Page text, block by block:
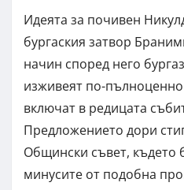
Идеята за почивен
бургаския затвор
начин според него
изживеят по-
включат в редицата
Предложението дори
Общински съвет, където
минусите от подобна